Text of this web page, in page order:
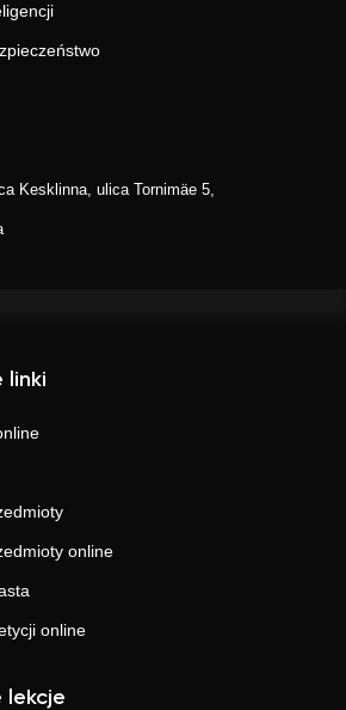
Kesklinna, ulica Tornimäe 5,
linki
online
online
lekcje